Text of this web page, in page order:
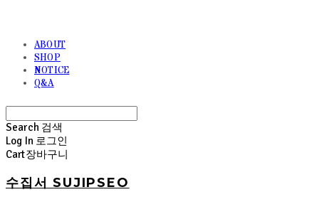
ABOUT
SHOP
NOTICE
Q&A
Search 검색
Log In 로그인
Cart장바구니
수집서 SUJIPSEO